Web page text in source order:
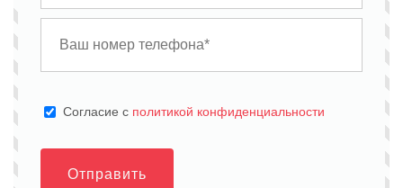
Cогласие с политикой конфиденциальности
Отправить